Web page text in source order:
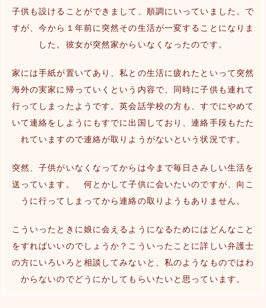
子供も設けることができまして、順調にいっていました。で
すが、今から１年前に突然その生活が一変することになりま
した。彼女が突然家からいなくなったのです。
家には手紙が置いてあり、私との生活に疲れたといって突然
海外の実家に帰っていくという内容で、同時に子供も連れて
行ってしまったようです。英会話学校の方も、すでにやめて
いて連絡をしようにもすでに出国しており、連絡手段もたた
れていますので連絡が取りようがないという状況です。
突然、子供がいなくなってからは今まで毎日さみしい生活を
送っています。 何とかして子供に会いたいのですが、向こ
うに行ってしまってから連絡の取りようもありません。
こういったときに娘に会えるようになるためにはどんなこと
をすればいいのでしょうか？こういったことに詳しい弁護士
の方にいろいろと相談してみないと、私のようなものではわ
からないのでどうにかしてもらいたいと思っています。